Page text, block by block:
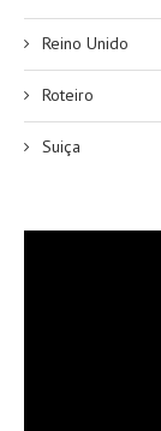
Reino Unido
Roteiro
Suiça